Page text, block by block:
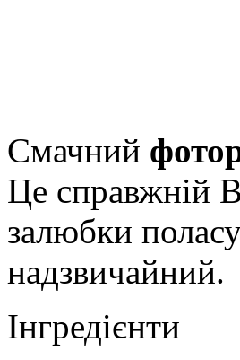
Смачний
Це справжній
залюбки
надзвичайний.
Інгредієнти